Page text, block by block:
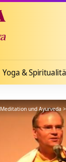
Yoga &
und Ayurveda